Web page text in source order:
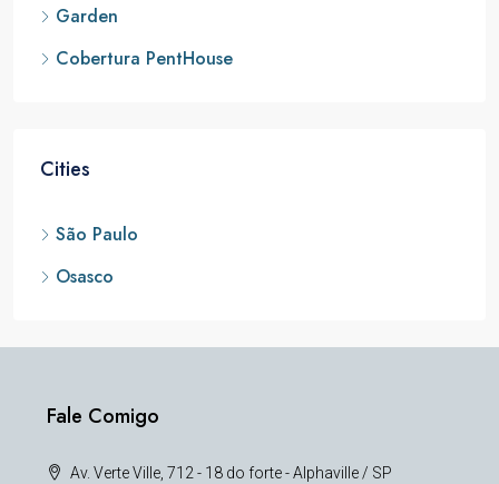
Garden
Cobertura PentHouse
Cities
São Paulo
Osasco
Fale Comigo
Av. Verte Ville, 712 - 18 do forte - Alphaville / SP